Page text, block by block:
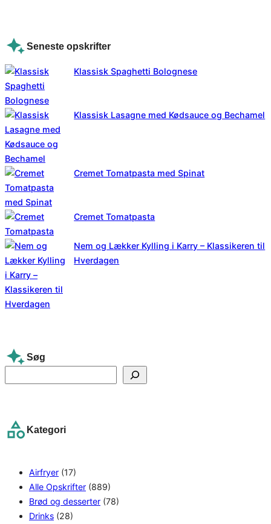
Seneste opskrifter
Klassisk Spaghetti Bolognese
Klassisk Lasagne med Kødsauce og Bechamel
Cremet Tomatpasta med Spinat
Cremet Tomatpasta
Nem og Lækker Kylling i Karry – Klassikeren til
Hverdagen
Søg
e
c
Kategori
Airfryer (17)
Alle Opskrifter (889)
Brød og desserter (78)
Drinks (28)